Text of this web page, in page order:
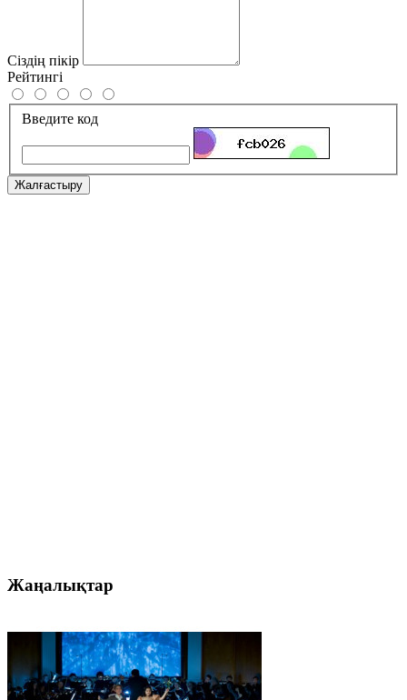
Сіздің пікір
Рейтингі
Введите код
Жалғастыру
Жаңалықтар